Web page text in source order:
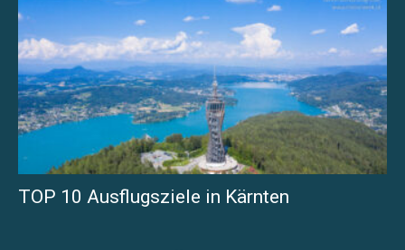
TOP 10 Ausflugsziele in Kärnten